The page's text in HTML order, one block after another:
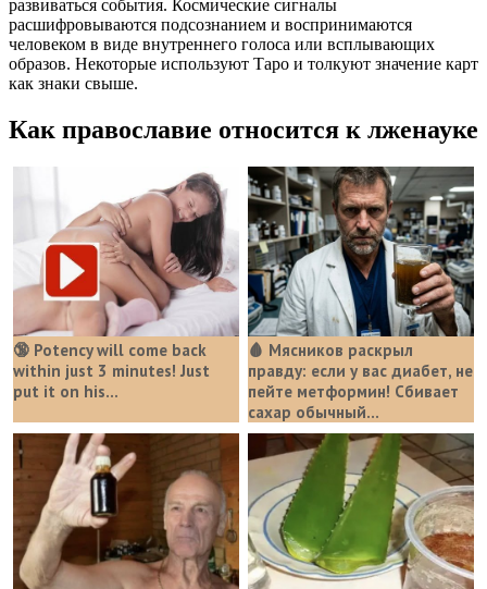
развиваться события. Космические сигналы
расшифровываются подсознанием и воспринимаются
человеком в виде внутреннего голоса или всплывающих
образов. Некоторые используют Таро и толкуют значение карт
как знаки свыше.
Как православие относится к лженауке
🔞 Potency will come back
within just 3 minutes! Just
put it on his…
🩸 Мясников раскрыл
правду: если у вас диабет, не
пейте метформин! Сбивает
сахар обычный...